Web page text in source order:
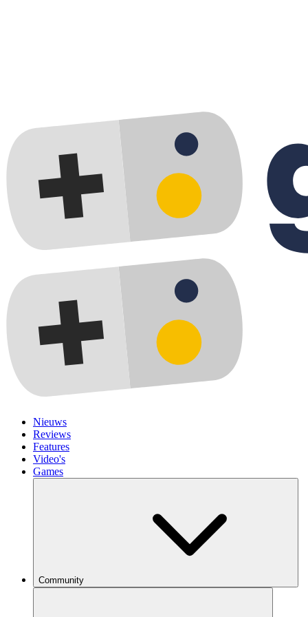
Nieuws
Reviews
Features
Video's
Games
Community